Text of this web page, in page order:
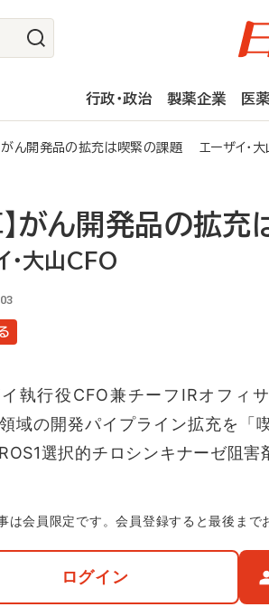
行政・政治 製薬企業 医
がん開発品の拡充は喫緊の課題 エーザイ・
】がん開発品の拡
・大山CFO
執行役CFO兼チーフIRオフィ
域の開発パイプライン拡充を「
選択的チロシンキナーゼ阻
は会員限定です。会員登録すると最後まで
ログイン